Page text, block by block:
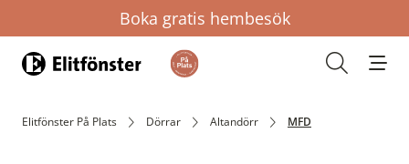
Boka gratis hembesök
Hem
Elitfönster På Plats Dörrar Altandörr MFD